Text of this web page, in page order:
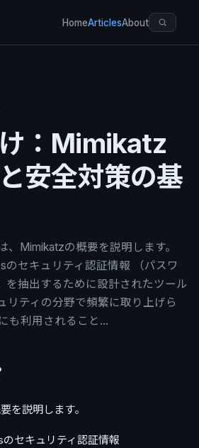
HomeArticlesAbout
：Mimikatz
安全対策の基
、Mimikatzの概要を説明します。
のセキュリティ認証情報 （パスワ
を抽出するために設計されたツール
リティの分野で頻繁に取り上げら
も利用されること…
を説明します。
セキュリティ認証情報